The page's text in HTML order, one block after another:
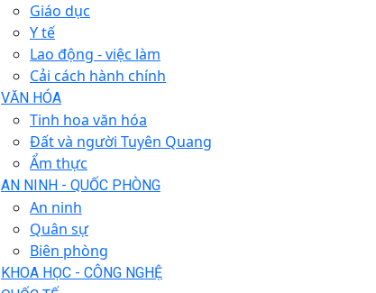
Giáo dục
Y tế
Lao động - việc làm
Cải cách hành chính
VĂN HÓA
Tinh hoa văn hóa
Đất và người Tuyên Quang
Ẩm thực
AN NINH - QUỐC PHÒNG
An ninh
Quân sự
Biên phòng
KHOA HỌC - CÔNG NGHỆ